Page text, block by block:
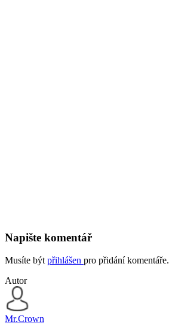
Napište komentář
Musíte být přihlášen pro přidání komentáře.
Autor
Mr.Crown